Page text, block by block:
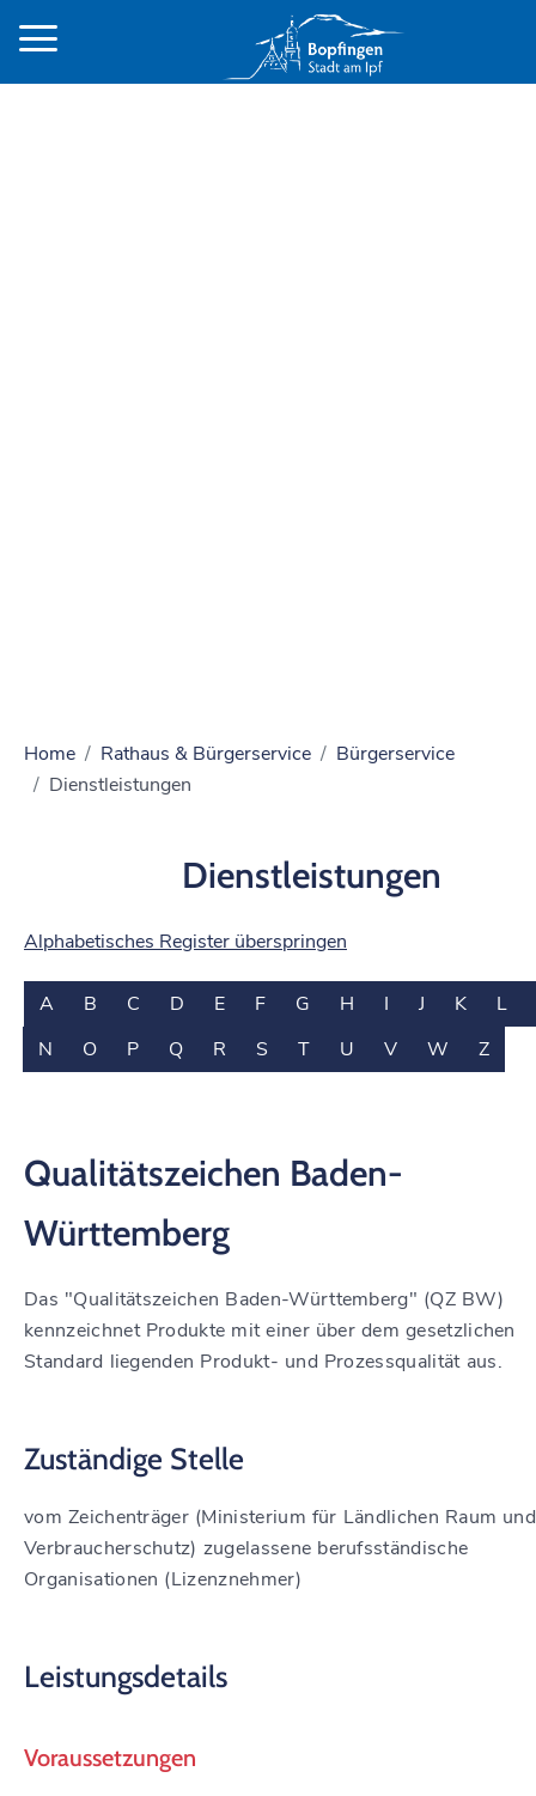
Home Rathaus & Bürgerservice
Bürgerservice
Dienstleistungen
Dienstleistungen
Alphabetisches Register überspringen
A B C D E F G H I J K
L
N
O P Q R S T U V W Z
Qualitätszeichen Baden-
Württemberg
Das "Qualitätszeichen Baden-Württemberg" (QZ BW)
kennzeichnet Produkte mit einer über dem gesetzlichen
Standard liegenden Produkt- und Prozessqualität aus.
Zuständige Stelle
vom Zeichenträger (Ministerium für Ländlichen Raum und
Verbraucherschutz) zugelassene berufsständische
Organisationen (Lizenznehmer)
Leistungsdetails
Voraussetzungen